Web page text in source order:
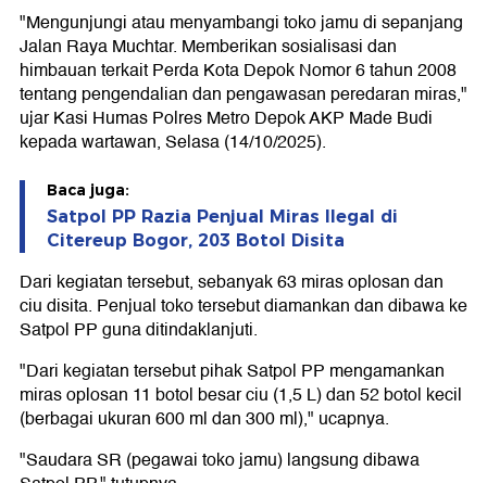
"Mengunjungi atau menyambangi toko jamu di sepanjang
Jalan Raya Muchtar. Memberikan sosialisasi dan
himbauan terkait Perda Kota Depok Nomor 6 tahun 2008
tentang pengendalian dan pengawasan peredaran miras,"
ujar Kasi Humas Polres Metro Depok AKP Made Budi
kepada wartawan, Selasa (14/10/2025).
Baca juga:
Satpol PP Razia Penjual Miras Ilegal di
Citereup Bogor, 203 Botol Disita
Dari kegiatan tersebut, sebanyak 63 miras oplosan dan
ciu disita. Penjual toko tersebut diamankan dan dibawa ke
Satpol PP guna ditindaklanjuti.
"Dari kegiatan tersebut pihak Satpol PP mengamankan
miras oplosan 11 botol besar ciu (1,5 L) dan 52 botol kecil
(berbagai ukuran 600 ml dan 300 ml)," ucapnya.
"Saudara SR (pegawai toko jamu) langsung dibawa